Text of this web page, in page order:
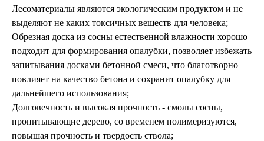
Лесоматериалы являются экологическим продуктом и не
выделяют не каких токсичных веществ для человека;
Обрезная доска из сосны естественной влажности хорошо
подходит для формирования опалубки, позволяет избежать
запитывания досками бетонной смеси, что благотворно
повлияет на качество бетона и сохранит опалубку для
дальнейшего использования;
Долговечность и высокая прочность - смолы сосны,
пропитывающие дерево, со временем полимеризуются,
повышая прочность и твердость ствола;